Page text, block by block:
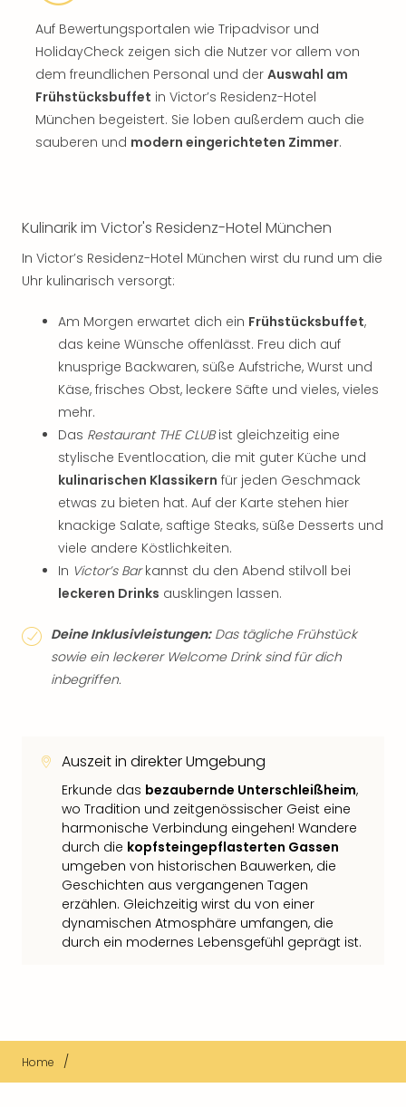
Auf Bewertungsportalen wie Tripadvisor und
HolidayCheck zeigen sich die Nutzer vor allem von
dem freundlichen Personal und der Auswahl am
Frühstücksbuffet in Victor’s Residenz-Hotel
München begeistert. Sie loben außerdem auch die
sauberen und modern eingerichteten Zimmer.
Kulinarik im Victor's Residenz-Hotel München
In Victor’s Residenz-Hotel München wirst du rund um die
Uhr kulinarisch versorgt:
Am Morgen erwartet dich ein Frühstücksbuffet,
das keine Wünsche offenlässt. Freu dich auf
knusprige Backwaren, süße Aufstriche, Wurst und
Käse, frisches Obst, leckere Säfte und vieles, vieles
mehr.
Das Restaurant THE CLUBist gleichzeitig eine
stylische Eventlocation, die mit guter Küche und
kulinarischen Klassikern für jeden Geschmack
etwas zu bieten hat. Auf der Karte stehen hier
knackige Salate, saftige Steaks, süße Desserts und
viele andere Köstlichkeiten.
In Victor’s Barkannst du den Abend stilvoll bei
leckeren Drinks ausklingen lassen.
Deine Inklusivleistungen:Das tägliche Frühstück
sowie ein leckerer Welcome Drink sind für dich
inbegriffen.
Auszeit in direkter Umgebung
Erkunde das bezaubernde Unterschleißheim,
wo Tradition und zeitgenössischer Geist eine
harmonische Verbindung eingehen! Wandere
durch die kopfsteingepflasterten Gassen
umgeben von historischen Bauwerken, die
Geschichten aus vergangenen Tagen
erzählen. Gleichzeitig wirst du von einer
dynamischen Atmosphäre umfangen, die
durch ein modernes Lebensgefühl geprägt ist.
Home /